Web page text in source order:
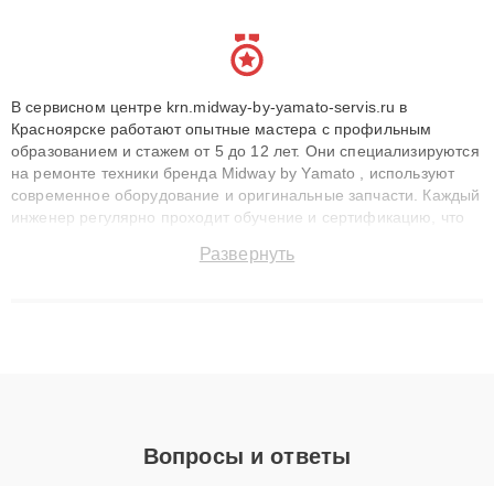
В сервисном центре krn.midway-by-yamato-servis.ru в
Красноярске работают опытные мастера с профильным
образованием и стажем от 5 до 12 лет. Они специализируются
на ремонте техники бренда Midway by Yamato , используют
современное оборудование и оригинальные запчасти. Каждый
инженер регулярно проходит обучение и сертификацию, что
восстанавливать технику с сохранением гарантии до 3 лет.
Развернуть
Вопросы и ответы